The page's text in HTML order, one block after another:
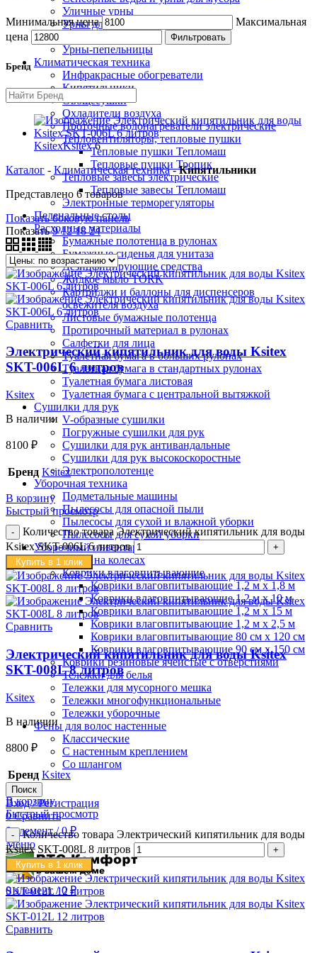
Уличные урны
Урны для бумаги
Урны-пепельницы
Климатическая техника
Инфракрасные обогреватели
Кипятильники
Овощесушки
Охладители воздуха
Проточные водонагреватели электрические
Тепловентиляторы, тепловые пушки
Тепловые пушки Тепломаш
Тепловые пушки Тропик
Тепловые завесы электрические
Тепловые завесы Тепломаш
Электронные терморегуляторы
Пеленальные столы
Расходные материалы
Бумажные полотенца в рулонах
Бумажные сиденья для унитаза
Дезинфицирующие средства
Жидкое мыло TORK
Картриджи и баллоны для диспенсеров
освежителя воздуха
Листовые бумажные полотенца
Протирочный материал в рулонах
Салфетки для лица
Туалетная бумага в больших рулонах
Туалетная бумага в стандартных рулонах
Туалетная бумага листовая
Туалетная бумага с центральной вытяжкой
Сушилки для рук
V-образные сушилки
Погружные сушилки для рук
Сушилки для рук антивандальные
Сушилки для рук высокоскоростные
Электрополотенце
Уборочная техника
Подметальные машины
Пылесосы для опасной пыли
Пылесосы для сухой и влажной уборки
Пылесосы для сухой уборки
Уборочный инвентарь
Ведра на колесах
Коврики влаговпитывающие
Коврики влаговпитывающие 1,2 м х 1,8 м
Коврики влаговпитывающие 1,2 м х 10 м
Коврики влаговпитывающие 1,2 м х 15 м
Коврики влаговпитывающие 1,2 м х 2,5 м
Коврики влаговпитывающие 80 см х 120 см
Коврики влаговпитывающие 90 см х 150 см
Коврики резиновые ячеистые с отверстиями
Тележки для белья
Тележки для мусорного мешка
Тележки многофункциональные
Тележки уборочные
Фены для волос настенные
Классические
С настенным креплением
Со шлангом
Поиск
Вход / Регистрация
0 Сравнить
0элемент / 0₽
Меню
0элемент / 0 ₽
Минимальная цена
Максимальная
цена
Фильтровать
Бренд
KsitexKsitex 6
Каталог - Климатическая техника-Кипятильники
Представлено 6 товаров
Показать боковую панель
Показать9121824
Сравнить
Электрический кипятильник для воды Ksitex
SKT-006L 6 литров
Ksitex
В наличии
8100 ₽
Бренд Ksitex
В корзину
Быстрый просмотр
Количество товара Электрический кипятильник для воды
Ksitex SKT-006L 6 литров
Купить в 1 клик
Сравнить
Электрический кипятильник для воды Ksitex
SKT-008L 8 литров
Ksitex
В наличии
8800 ₽
Бренд Ksitex
В корзину
Быстрый просмотр
Количество товара Электрический кипятильник для воды
Ksitex SKT-008L 8 литров
Купить в 1 клик
Сравнить